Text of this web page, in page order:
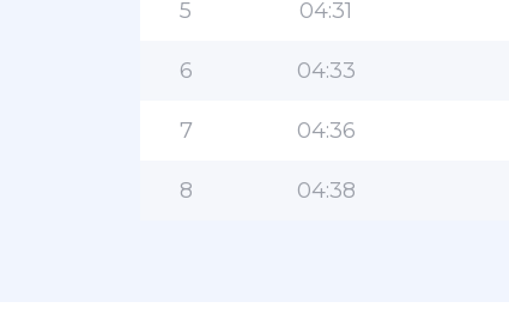
5 04:31
6 04:33
7 04:36
8 04:38